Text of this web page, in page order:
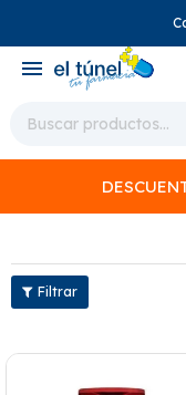
menu
close